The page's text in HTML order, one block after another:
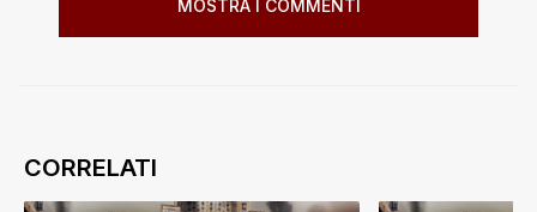
MOSTRA I COMMENTI